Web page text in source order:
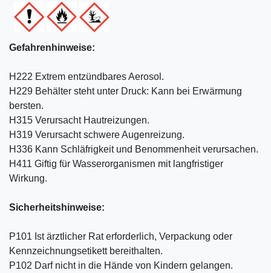
Gefahrenhinweise:
H222 Extrem entzündbares Aerosol.
H229 Behälter steht unter Druck: Kann bei Erwärmung
bersten.
H315 Verursacht Hautreizungen.
H319 Verursacht schwere Augenreizung.
H336 Kann Schläfrigkeit und Benommenheit verursachen.
H411 Giftig für Wasserorganismen mit langfristiger
Wirkung.
Sicherheitshinweise:
P101 Ist ärztlicher Rat erforderlich, Verpackung oder
Kennzeichnungsetikett bereithalten.
P102 Darf nicht in die Hände von Kindern gelangen.